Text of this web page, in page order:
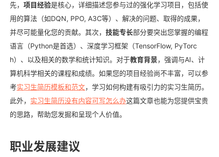
先， 项目经验是核心，详细描述您参与过的强化学习项目，包括使
用的算法（如DQN, PPO, A3C等）、解决的问题、取得的成果，
并尽可能量化您的贡献。其次， 技能专长部分要突出您掌握的编程
语言（Python是首选）、深度学习框架（TensorFlow, PyTorc
h）、以及相关的数学和统计知识。对于教育背景，强调与AI、计
算机科学相关的课程和成绩。如果您的项目经验尚不丰富，可以参
考实习生简历模板和范文，学习如何构建有吸引力的实习生简历。
此外， 实习生简历没有内容可写怎么办这篇文章也能为您提供宝贵
的思路，帮助您发掘和呈现个人价值。
职业发展建议